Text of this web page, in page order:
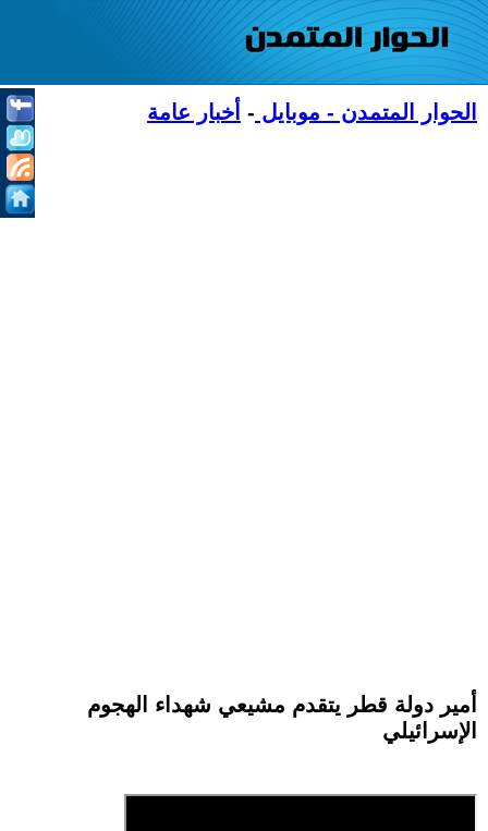
الحوار المتمدن - موبايل - أخبار عامة
أمير دولة قطر يتقدم مشيعي شهداء الهجوم
الإسرائيلي